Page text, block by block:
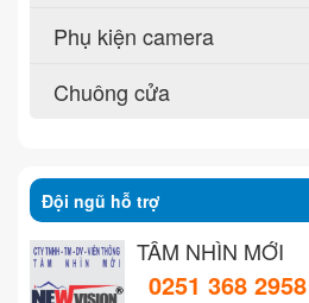
Phụ kiện camera
Chuông cửa
Đội ngũ hỗ trợ
TẦM NHÌN MỚI
0251 368 2958